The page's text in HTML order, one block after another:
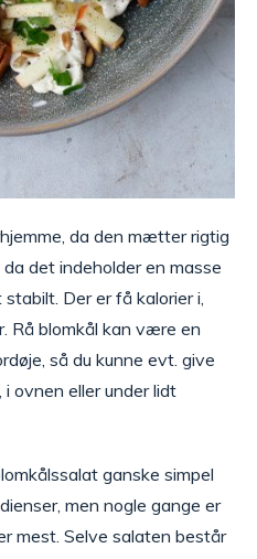
da den mætter rigtig
det indeholder en masse
Der er få kalorier i,
Rå blomkål kan være en
så du kunne evt. give
ovnen eller under lidt
ganske simpel
men nogle gange er
mest. Selve salaten består